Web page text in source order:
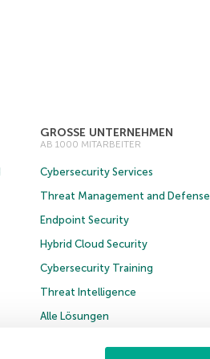
GROSSE UNTERNEHMEN
AB 1000 MITARBEITER
Cybersecurity Services
Threat Management and Defense
Endpoint Security
Hybrid Cloud Security
Cybersecurity Training
Threat Intelligence
Alle Lösungen